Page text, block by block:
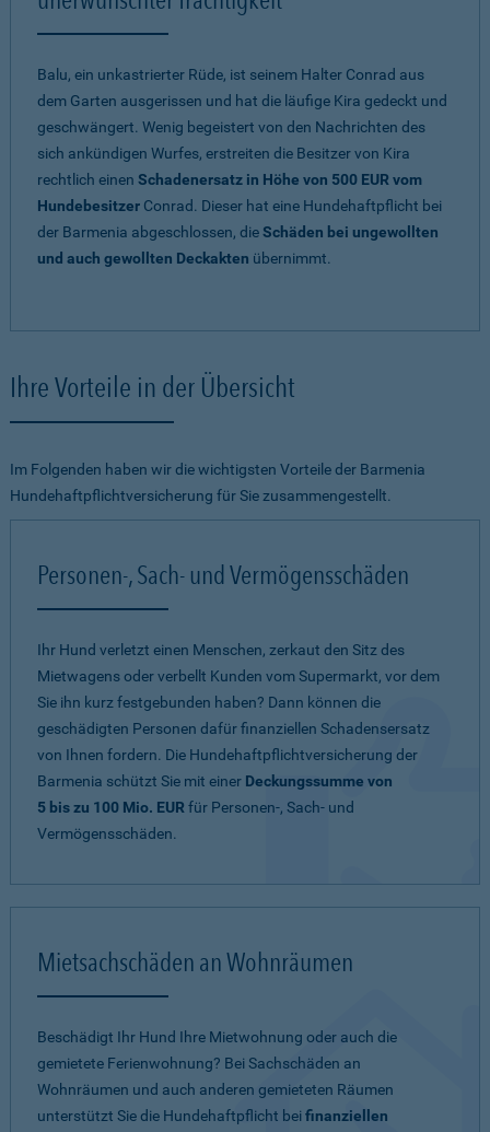
Balu, ein unkastrierter Rüde, ist seinem Halter Conrad aus
dem Garten ausgerissen und hat die läufige Kira gedeckt und
geschwängert. Wenig begeistert von den Nachrichten des
sich ankündigen Wurfes, erstreiten die Besitzer von Kira
rechtlich einen Schadenersatz in Höhe von 500 EUR vom
Hundebesitzer Conrad. Dieser hat eine Hundehaftpflicht bei
der Barmenia abgeschlossen, dieSchäden bei ungewollten
und auch gewollten Deckakten übernimmt.
Ihre Vorteile in der Übersicht
Im Folgenden haben wir die wichtigsten Vorteile der Barmenia
Hundehaftpflichtversicherung für Sie zusammengestellt.
Personen-, Sach- und Vermögensschäden
Ihr Hund verletzt einen Menschen, zerkaut den Sitz des
Mietwagens oder verbellt Kunden vom Supermarkt, vor dem
Sie ihn kurz festgebunden haben? Dann können die
geschädigten Personen dafür finanziellen Schadensersatz
von Ihnen fordern. Die Hundehaftpflichtversicherung der
Barmenia schützt Sie mit einer Deckungssumme von
5 bis zu 100 Mio. EURfür Personen-, Sach- und
Vermögensschäden.
Mietsachschäden an Wohnräumen
Beschädigt Ihr Hund Ihre Mietwohnung oder auch die
gemietete Ferienwohnung? Bei Sachschäden an
Wohnräumen und auch anderen gemieteten Räumen
unterstützt Sie die Hundehaftpflicht beifinanziellen